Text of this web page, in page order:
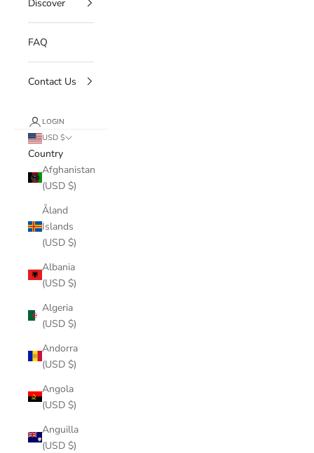
Discover
FAQ
Contact Us
LOGIN
USD $
Country
Afghanistan
(USD $)
Åland
Islands
(USD $)
Albania
(USD $)
Algeria
(USD $)
Andorra
(USD $)
Angola
(USD $)
Anguilla
(USD $)